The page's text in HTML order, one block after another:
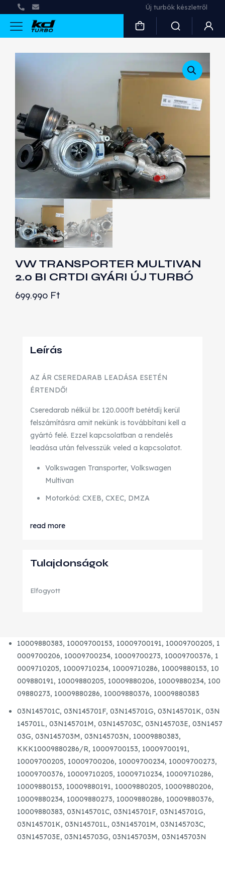
Új turbók készletről
VW TRANSPORTER MULTIVAN
2.0 BI CRTDI GYÁRI ÚJ TURBÓ
699.990 Ft
Leírás
AZ ÁR CSEREDARAB LEADÁSA ESETÉN
ÉRTENDŐ!
Cseredarab nélkül br. 120.000ft betétdíj kerül
felszámításra amit nekünk is továbbítani kell a
gyártó felé. Ezzel kapcsolatban a rendelés
leadása után felvesszük veled a kapcsolatot.
Volkswagen Transporter, Volkswagen
Multivan
Motorkód: CXEB, CXEC, DMZA
read more
Tulajdonságok
Elfogyott
10009880383, 10009700153, 10009700191, 10009700205, 1
0009700206, 10009700234, 10009700273, 10009700376, 1
0009710205, 10009710234, 10009710286, 10009880153, 10
009880191, 10009880205, 10009880206, 10009880234, 100
09880273, 10009880286, 10009880376, 10009880383
03N145701C, 03N145701F, 03N145701G, 03N145701K, 03N
145701L, 03N145701M, 03N145703C, 03N145703E, 03N1457
03G, 03N145703M, 03N145703N, 10009880383,
KKK10009880286/R, 10009700153, 10009700191,
10009700205, 10009700206, 10009700234, 10009700273,
10009700376, 10009710205, 10009710234, 10009710286,
10009880153, 10009880191, 10009880205, 10009880206,
10009880234, 10009880273, 10009880286, 10009880376,
10009880383, 03N145701C, 03N145701F, 03N145701G,
03N145701K, 03N145701L, 03N145701M, 03N145703C,
03N145703E, 03N145703G, 03N145703M, 03N145703N